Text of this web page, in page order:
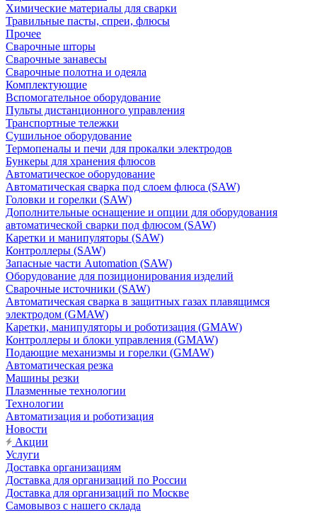
Химические материалы для сварки
Травильные пасты, спреи, флюсы
Прочее
Сварочные шторы
Сварочные занавесы
Сварочные полотна и одеяла
Комплектующие
Вспомогательное оборудование
Пульты дистанционного управления
Транспортные тележки
Сушильное оборудование
Термопеналы и печи для прокалки электродов
Бункеры для хранения флюсов
Автоматическое оборудование
Автоматическая сварка под слоем флюса (SAW)
Головки и горелки (SAW)
Дополнительные оснащение и опции для оборудования
автоматической сварки под флюсом (SAW)
Каретки и манипуляторы (SAW)
Контроллеры (SAW)
Запасные части Automation (SAW)
Оборудование для позиционирования изделий
Сварочные источники (SAW)
Автоматическая сварка в защитных газах плавящимся
электродом (GMAW)
Каретки, манипуляторы и роботизация (GMAW)
Контроллеры и блоки управления (GMAW)
Подающие механизмы и горелки (GMAW)
Автоматическая резка
Машины резки
Плазменные технологии
Технологии
Автоматизация и роботизация
Новости
Акции
Услуги
Доставка организациям
Доставка для организаций по России
Доставка для организаций по Москве
Самовывоз с нашего склада